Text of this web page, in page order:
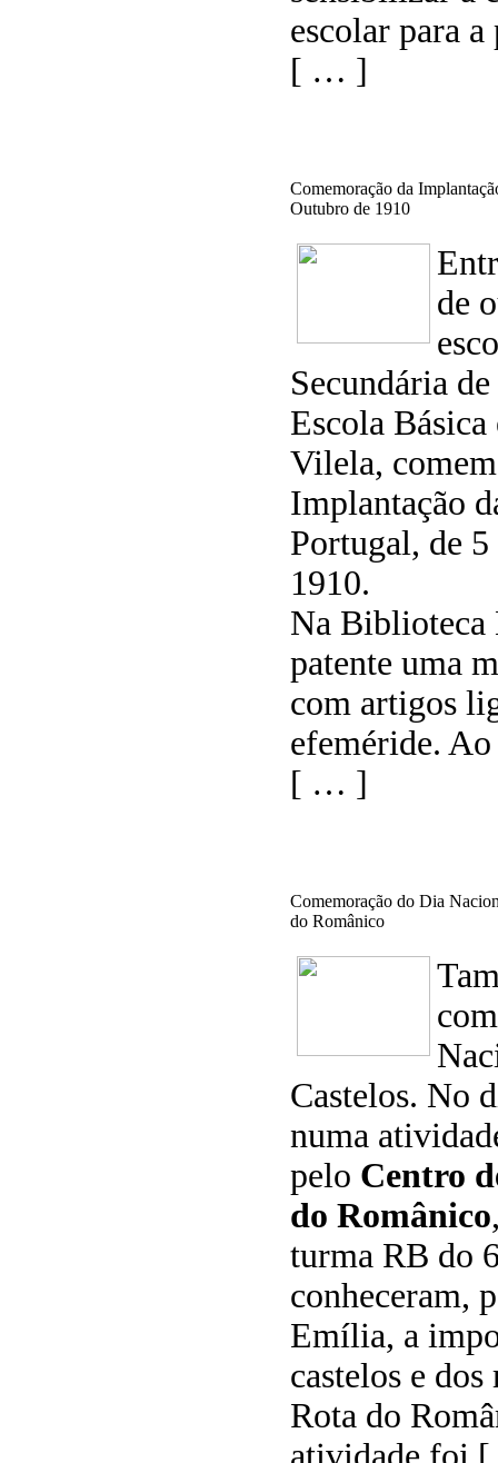
escolar para
[ … ]
Comemoração da
Outubro de 1910
de
Secundária
Escola Básica
Vilela,
Implantação
Portugal, de
1910.
Na Biblioteca
patente uma
com artigos
efeméride.
[ … ]
Comemoração do Dia
do Românico
Castelos. No
numa
pelo Centro
do Românico
turma RB do
conheceram,
Emília, a
castelos e
Rota do